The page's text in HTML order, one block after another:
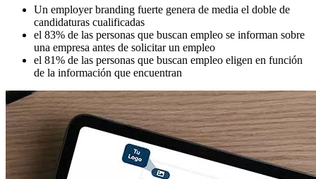
Un employer branding fuerte genera de media el doble de
candidaturas cualificadas
el 83% de las personas que buscan empleo se informan sobre
una empresa antes de solicitar un empleo
el 81% de las personas que buscan empleo eligen en función
de la información que encuentran